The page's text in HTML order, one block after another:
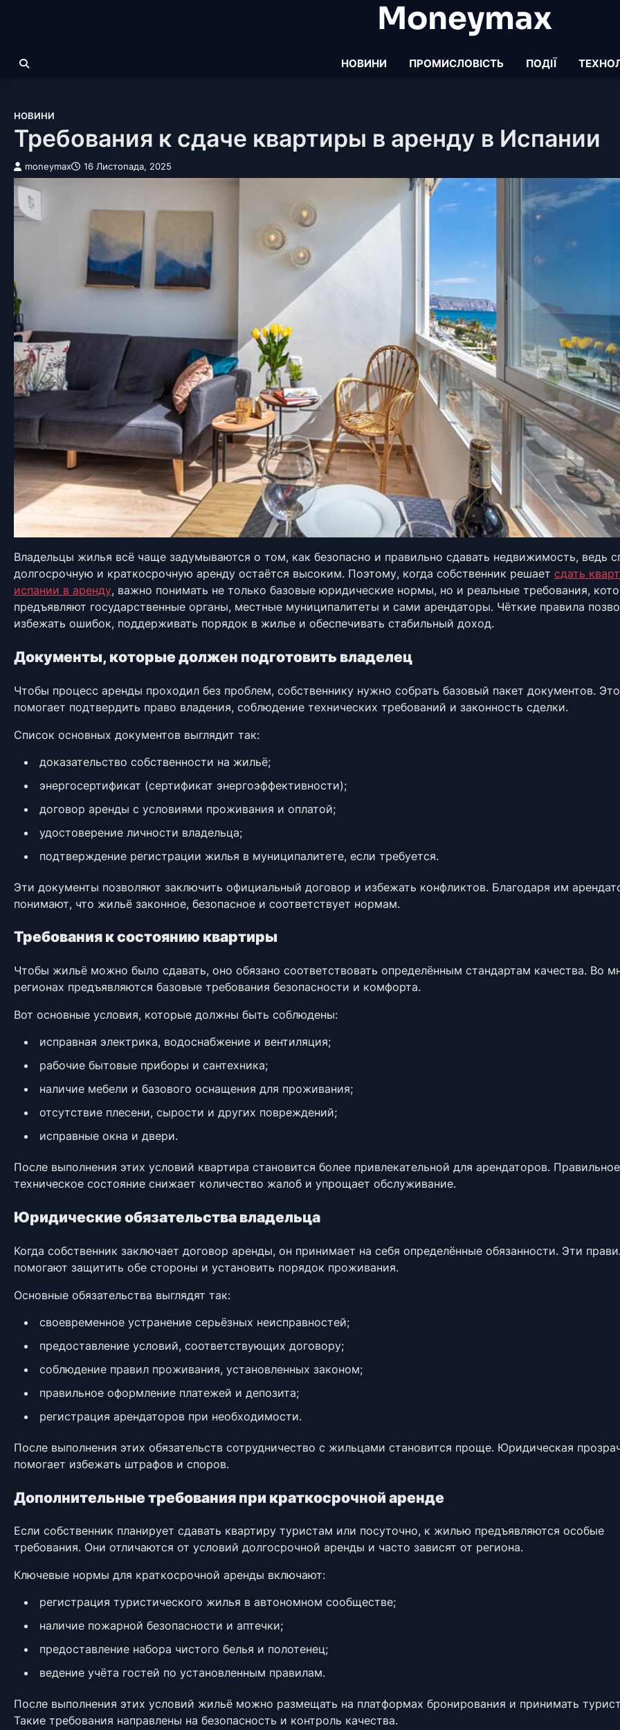
Moneymax
НОВИНИ ПРОМИСЛОВІСТЬ ПОДІЇ
НОВИНИ
Требования к сдаче квартиры в аренду в Испании
moneymax 16 Листопада, 2025
Владельцы жилья всё чаще задумываются о том, как безопасно и правильно сдавать недвижимость, ведь
долгосрочную и краткосрочную аренду остаётся высоким. Поэтому, когда собственник решает сдать
испании в аренду, важно понимать не только базовые юридические нормы, но и реальные требования,
предъявляют государственные органы, местные муниципалитеты и сами арендаторы. Чёткие правила
избежать ошибок, поддерживать порядок в жилье и обеспечивать стабильный доход.
Документы, которые должен подготовить владелец
Чтобы процесс аренды проходил без проблем, собственнику нужно собрать базовый пакет документов. Это
помогает подтвердить право владения, соблюдение технических требований и законность сделки.
Список основных документов выглядит так:
доказательство собственности на жильё;
энергосертификат (сертификат энергоэффективности);
договор аренды с условиями проживания и оплатой;
удостоверение личности владельца;
подтверждение регистрации жилья в муниципалитете, если требуется.
Эти документы позволяют заключить официальный договор и избежать конфликтов. Благодаря им
понимают, что жильё законное, безопасное и соответствует нормам.
Требования к состоянию квартиры
Чтобы жильё можно было сдавать, оно обязано соответствовать определённым стандартам качества. Во
регионах предъявляются базовые требования безопасности и комфорта.
Вот основные условия, которые должны быть соблюдены:
исправная электрика, водоснабжение и вентиляция;
рабочие бытовые приборы и сантехника;
наличие мебели и базового оснащения для проживания;
отсутствие плесени, сырости и других повреждений;
исправные окна и двери.
После выполнения этих условий квартира становится более привлекательной для арендаторов. Правильное
техническое состояние снижает количество жалоб и упрощает обслуживание.
Юридические обязательства владельца
Когда собственник заключает договор аренды, он принимает на себя определённые обязанности. Эти
помогают защитить обе стороны и установить порядок проживания.
Основные обязательства выглядят так:
своевременное устранение серьёзных неисправностей;
предоставление условий, соответствующих договору;
соблюдение правил проживания, установленных законом;
правильное оформление платежей и депозита;
регистрация арендаторов при необходимости.
После выполнения этих обязательств сотрудничество с жильцами становится проще. Юридическая
помогает избежать штрафов и споров.
Дополнительные требования при краткосрочной аренде
Если собственник планирует сдавать квартиру туристам или посуточно, к жилью предъявляются особые
требования. Они отличаются от условий долгосрочной аренды и часто зависят от региона.
Ключевые нормы для краткосрочной аренды включают:
регистрация туристического жилья в автономном сообществе;
наличие пожарной безопасности и аптечки;
предоставление набора чистого белья и полотенец;
ведение учёта гостей по установленным правилам.
После выполнения этих условий жильё можно размещать на платформах бронирования и принимать
Такие требования направлены на безопасность и контроль качества.